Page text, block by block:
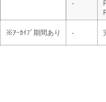
-
※ｱｰｶｲﾌﾞ期間あり -